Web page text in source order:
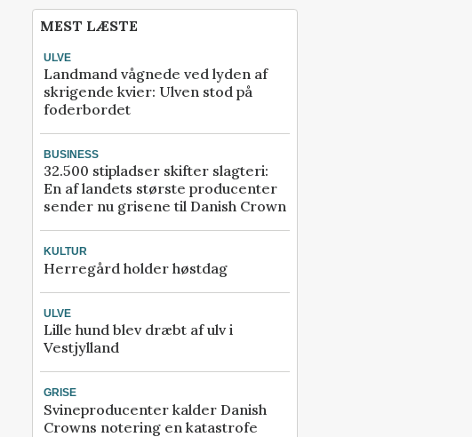
MEST LÆSTE
ULVE
Landmand vågnede ved lyden af
skrigende kvier: Ulven stod på
foderbordet
BUSINESS
32.500 stipladser skifter slagteri:
En af landets største producenter
sender nu grisene til Danish Crown
KULTUR
Herregård holder høstdag
ULVE
Lille hund blev dræbt af ulv i
Vestjylland
GRISE
Svineproducenter kalder Danish
Crowns notering en katastrofe